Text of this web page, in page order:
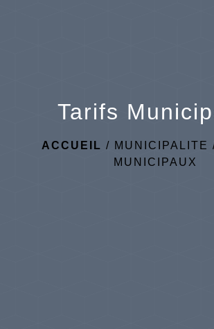
Tarifs
ACCUEIL / MUNICIPALITE
MUNICIPAUX